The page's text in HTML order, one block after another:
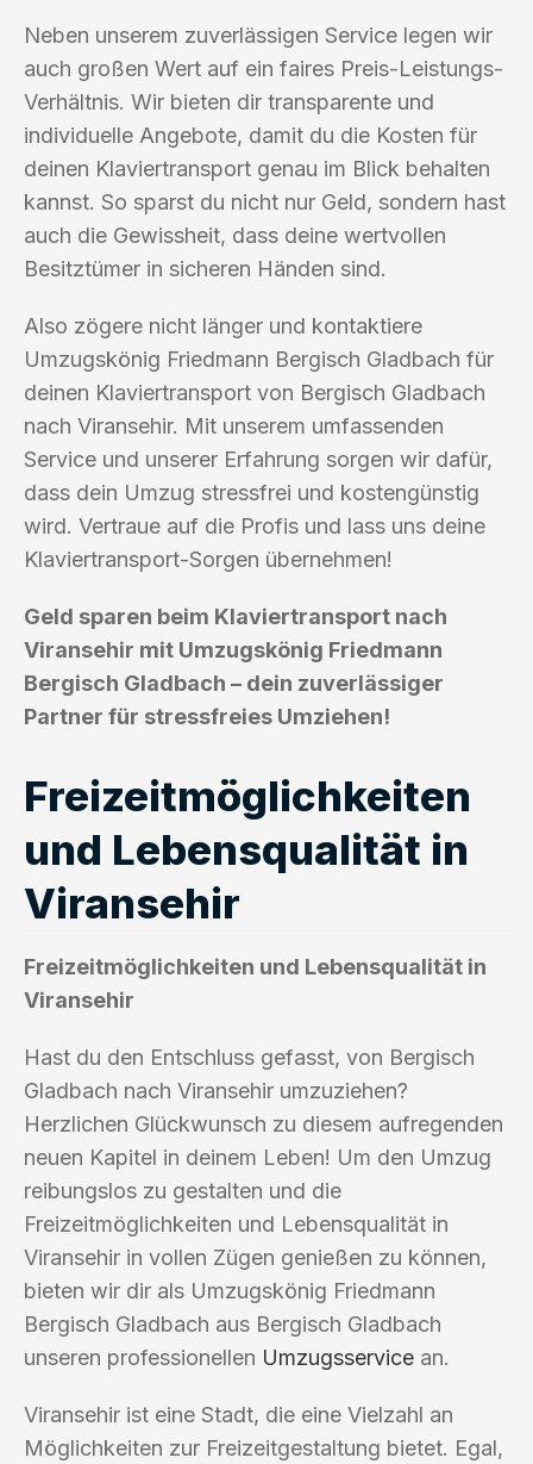
Neben unserem zuverlässigen Service legen wir
auch großen Wert auf ein faires Preis-Leistungs-
Verhältnis. Wir bieten dir transparente und
individuelle Angebote, damit du die Kosten für
deinen Klaviertransport genau im Blick behalten
kannst. So sparst du nicht nur Geld, sondern hast
auch die Gewissheit, dass deine wertvollen
Besitztümer in sicheren Händen sind.
Also zögere nicht länger und kontaktiere
Umzugskönig Friedmann Bergisch Gladbach für
deinen Klaviertransport von Bergisch Gladbach
nach Viransehir. Mit unserem umfassenden
Service und unserer Erfahrung sorgen wir dafür,
dass dein Umzug stressfrei und kostengünstig
wird. Vertraue auf die Profis und lass uns deine
Klaviertransport-Sorgen übernehmen!
Geld sparen beim Klaviertransport nach
Viransehir mit Umzugskönig Friedmann
Bergisch Gladbach – dein zuverlässiger
Partner für stressfreies Umziehen!
Freizeitmöglichkeiten
und Lebensqualität in
Viransehir
Freizeitmöglichkeiten und Lebensqualität in
Viransehir
Hast du den Entschluss gefasst, von Bergisch
Gladbach nach Viransehir umzuziehen?
Herzlichen Glückwunsch zu diesem aufregenden
neuen Kapitel in deinem Leben! Um den Umzug
reibungslos zu gestalten und die
Freizeitmöglichkeiten und Lebensqualität in
Viransehir in vollen Zügen genießen zu können,
bieten wir dir als Umzugskönig Friedmann
Bergisch Gladbach aus Bergisch Gladbach
unseren professionellen Umzugsservice an.
Viransehir ist eine Stadt, die eine Vielzahl an
Möglichkeiten zur Freizeitgestaltung bietet. Egal,